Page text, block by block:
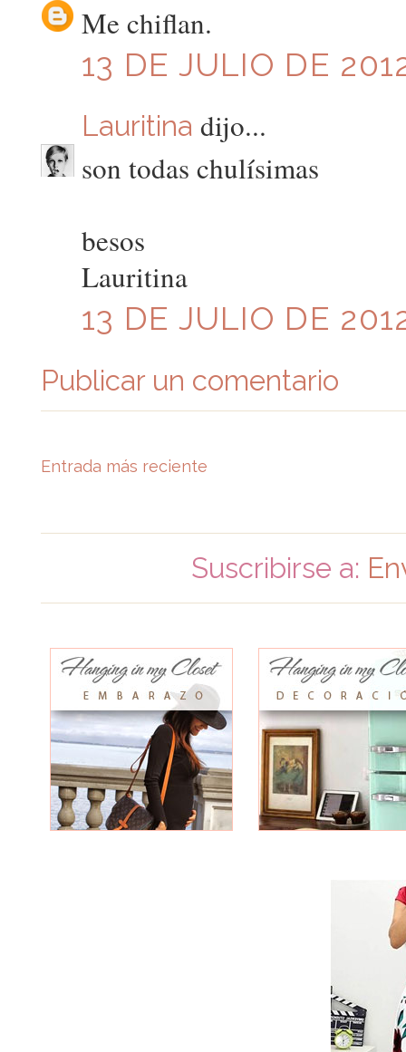
Me chiflan.
13 DE JULIO DE
Lauritina dijo...
son todas chulísimas
besos
Lauritina
13 DE JULIO DE
Publicar un comentario
Entrada más reciente
Suscribirse a: